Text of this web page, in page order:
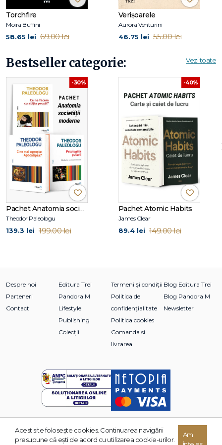
✔ celor interesați de procesul de evaluare și decizie
✔ pasionaților de dialog și paradoxuri
✔ celor interesați de participarea civică și critica socială
Torchfire
Moira Buffini
58.65 lei 69.00 lei
Verișoarele
Aurora Venturini
46.75 lei 55.00 lei
Bestseller categorie: Vezi toate
-30%
Pachet Anatomia societății moderne
Theodor Paleologu
139.3 lei 199.00 lei
-40%
Pachet Atomic Habits
James Clear
89.4 lei 149.00 lei
Despre noi
Parteneri
Contact
Editura Trei
Pandora M
Lifestyle
Publishing
Colecții
Termeni și condiții
Politica de
confidențialitate
Politica cookies
Comanda si
livrarea
Blog Editura Trei
Blog Pandora M
Newsletter
© 2026 Grupul Editorial TREI. Toate drepturile rezervate.
Acest site foloseşte cookies. Continuarea navigării
presupune că eşti de acord cu utilizarea cookie-urilor.
Am